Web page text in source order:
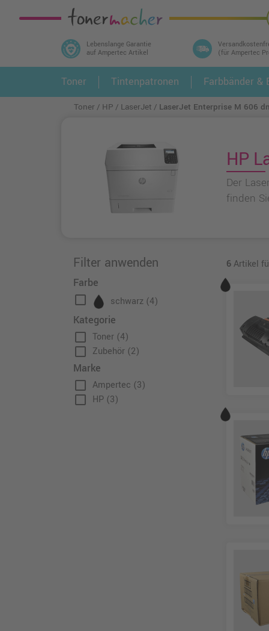
Lebenslange Garantie
auf Ampertec Artikel
(für Ampertec
In 3 einfachen Schritten ihr Druckermodell
und alle dazu passenden Artikel finden ➤ 1.
Toner Tintenpatronen Farbbänder &
Toner HP LaserJet LaserJet Enterprise M 606 dn
HP
Der
finden
Filter anwenden
Farbe
check_box_outline_blank schwarz (4)
Kategorie
check_box_outline_blank Toner (4)
check_box_outline_blank Zubehör (2)
Marke
check_box_outline_blank Ampertec (3)
check_box_outline_blank HP (3)
6Artikel